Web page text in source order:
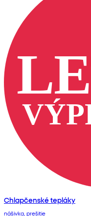
Chlapčenské tepláky
nášivka, prešitie